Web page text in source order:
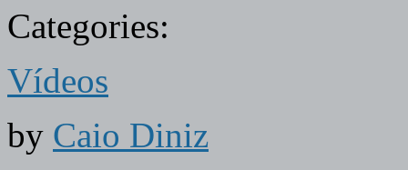
Categories:
Vídeos
by Caio Diniz